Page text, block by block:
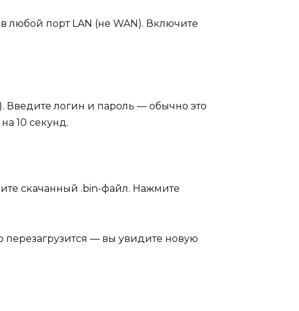
любой порт LAN (не WAN). Включите
Введите логин и пароль — обычно это
10 секунд.
скачанный .bin-файл. Нажмите
перезагрузится — вы увидите новую